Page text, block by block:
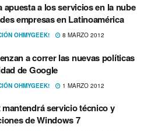
apuesta a los servicios en la nube
empresas en Latinoamérica
OHMYGEEK! 8 MARZO 2012
a correr las nuevas polí­ticas
de Google
OHMYGEEK! 1 MARZO 2012
servicio técnico y
de Windows 7